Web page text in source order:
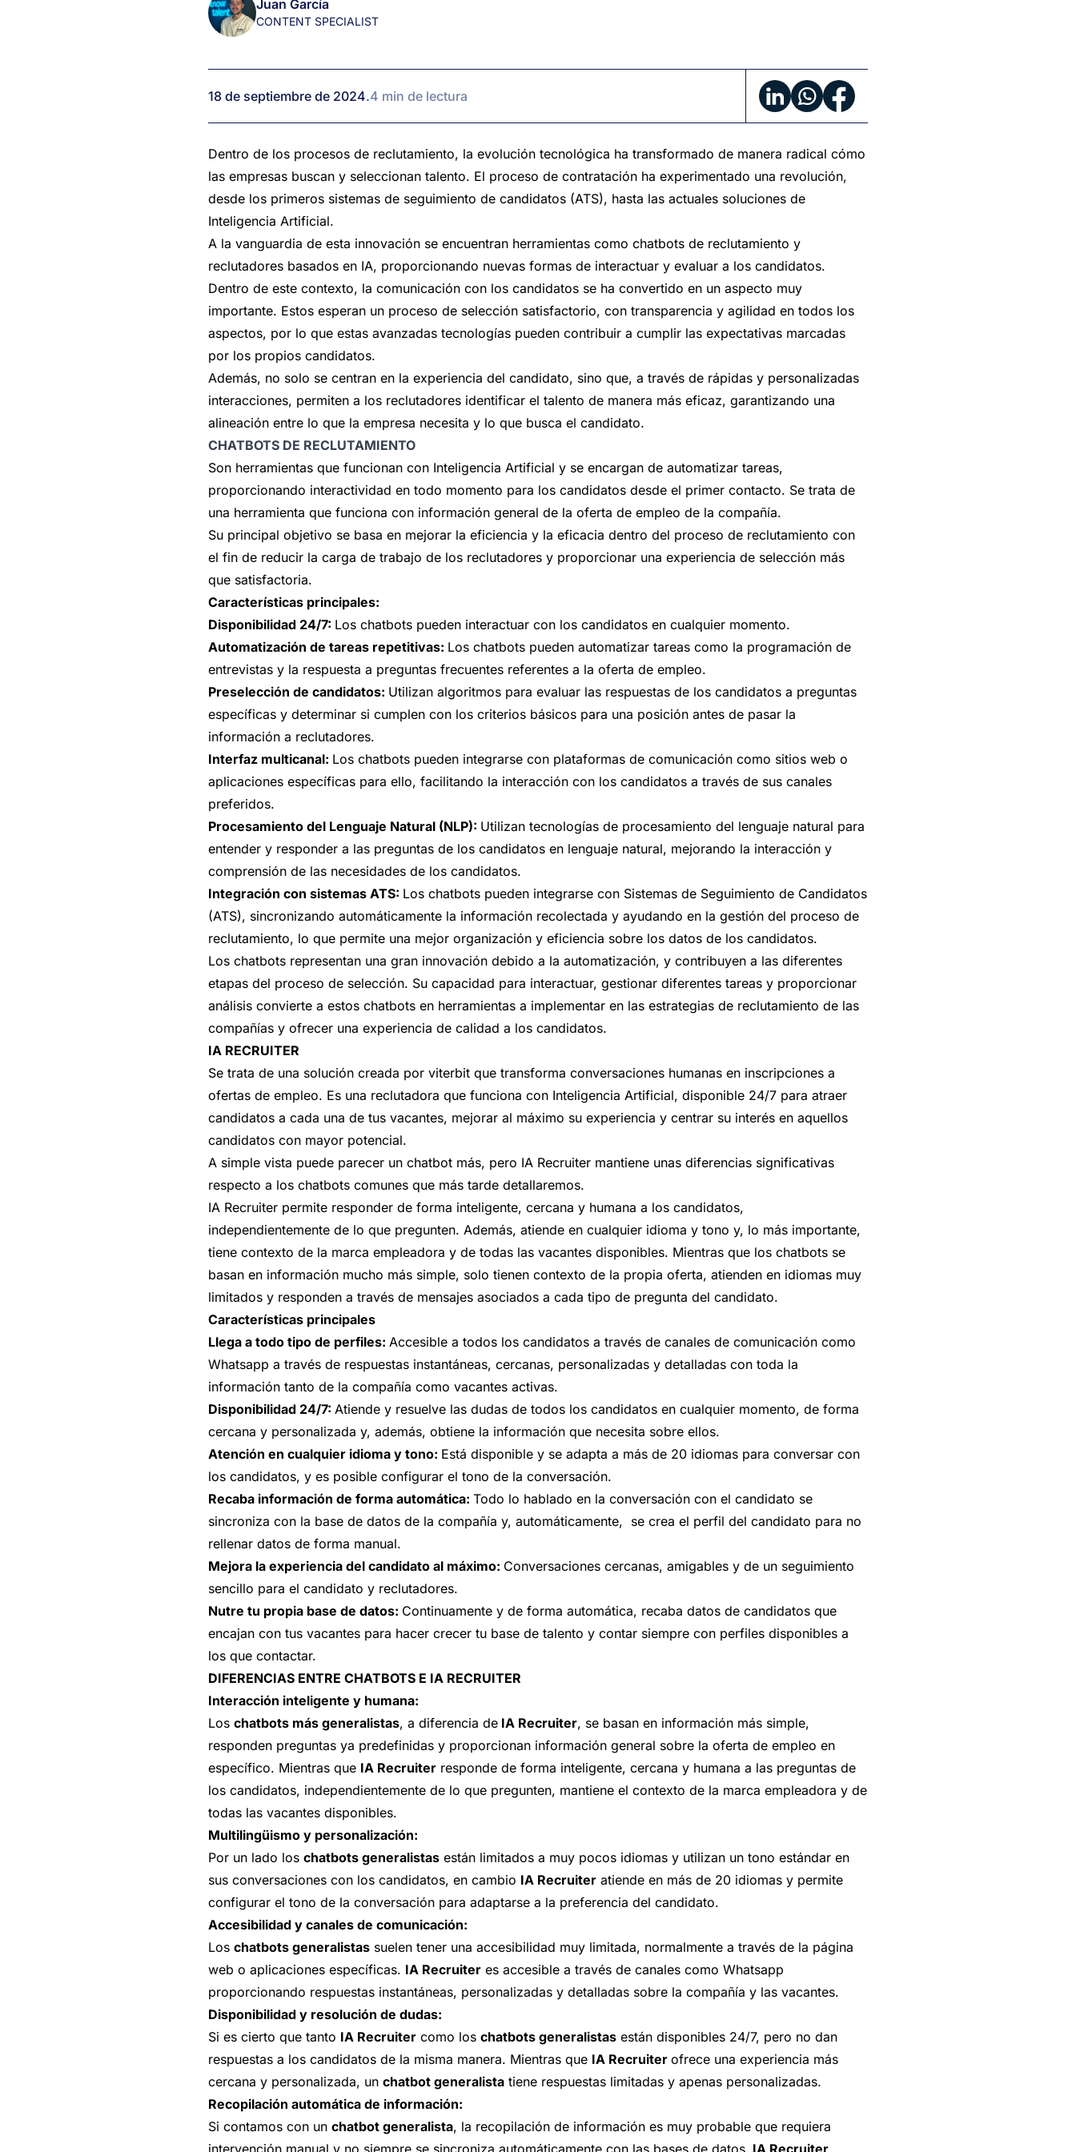
talento
Juan García
CONTENT SPECIALIST
18 de septiembre de 2024.4 min de lectura
Dentro de los procesos de reclutamiento, la evolución tecnológica ha transformado de manera radical cómo
las empresas buscan y seleccionan talento. El proceso de contratación ha experimentado una revolución,
desde los primeros sistemas de seguimiento de candidatos (ATS), hasta las actuales soluciones de
Inteligencia Artificial.
A la vanguardia de esta innovación se encuentran herramientas como chatbots de reclutamiento y
reclutadores basados en IA, proporcionando nuevas formas de interactuar y evaluar a los candidatos.
Dentro de este contexto, la comunicación con los candidatos se ha convertido en un aspecto muy
importante. Estos esperan un proceso de selección satisfactorio, con transparencia y agilidad en todos los
aspectos, por lo que estas avanzadas tecnologías pueden contribuir a cumplir las expectativas marcadas
por los propios candidatos.
Además, no solo se centran en la experiencia del candidato, sino que, a través de rápidas y personalizadas
interacciones, permiten a los reclutadores identificar el talento de manera más eficaz, garantizando una
alineación entre lo que la empresa necesita y lo que busca el candidato.
CHATBOTS DE RECLUTAMIENTO
Son herramientas que funcionan con Inteligencia Artificial y se encargan de automatizar tareas,
proporcionando interactividad en todo momento para los candidatos desde el primer contacto. Se trata de
una herramienta que funciona con información general de la oferta de empleo de la compañía.
Su principal objetivo se basa en mejorar la eficiencia y la eficacia dentro del proceso de reclutamiento con
el fin de reducir la carga de trabajo de los reclutadores y proporcionar una experiencia de selección más
que satisfactoria.
Características principales:
Disponibilidad 24/7: Los chatbots pueden interactuar con los candidatos en cualquier momento.
Automatización de tareas repetitivas: Los chatbots pueden automatizar tareas como la programación de
entrevistas y la respuesta a preguntas frecuentes referentes a la oferta de empleo.
Preselección de candidatos: Utilizan algoritmos para evaluar las respuestas de los candidatos a preguntas
específicas y determinar si cumplen con los criterios básicos para una posición antes de pasar la
información a reclutadores.
Interfaz multicanal: Los chatbots pueden integrarse con plataformas de comunicación como sitios web o
aplicaciones específicas para ello, facilitando la interacción con los candidatos a través de sus canales
preferidos.
Procesamiento del Lenguaje Natural (NLP): Utilizan tecnologías de procesamiento del lenguaje natural para
entender y responder a las preguntas de los candidatos en lenguaje natural, mejorando la interacción y
comprensión de las necesidades de los candidatos.
Integración con sistemas ATS: Los chatbots pueden integrarse con Sistemas de Seguimiento de Candidatos
(ATS), sincronizando automáticamente la información recolectada y ayudando en la gestión del proceso de
reclutamiento, lo que permite una mejor organización y eficiencia sobre los datos de los candidatos.
Los chatbots representan una gran innovación debido a la automatización, y contribuyen a las diferentes
etapas del proceso de selección. Su capacidad para interactuar, gestionar diferentes tareas y proporcionar
análisis convierte a estos chatbots en herramientas a implementar en las estrategias de reclutamiento de las
compañías y ofrecer una experiencia de calidad a los candidatos.
IA RECRUITER
Se trata de una solución creada por viterbit que transforma conversaciones humanas en inscripciones a
ofertas de empleo. Es una reclutadora que funciona con Inteligencia Artificial, disponible 24/7 para atraer
candidatos a cada una de tus vacantes, mejorar al máximo su experiencia y centrar su interés en aquellos
candidatos con mayor potencial.
A simple vista puede parecer un chatbot más, pero IA Recruiter mantiene unas diferencias significativas
respecto a los chatbots comunes que más tarde detallaremos.
IA Recruiter permite responder de forma inteligente, cercana y humana a los candidatos,
independientemente de lo que pregunten. Además, atiende en cualquier idioma y tono y, lo más importante,
tiene contexto de la marca empleadora y de todas las vacantes disponibles. Mientras que los chatbots se
basan en información mucho más simple, solo tienen contexto de la propia oferta, atienden en idiomas muy
limitados y responden a través de mensajes asociados a cada tipo de pregunta del candidato.
Características principales
Llega a todo tipo de perfiles: Accesible a todos los candidatos a través de canales de comunicación como
Whatsapp a través de respuestas instantáneas, cercanas, personalizadas y detalladas con toda la
información tanto de la compañía como vacantes activas.
Disponibilidad 24/7: Atiende y resuelve las dudas de todos los candidatos en cualquier momento, de forma
cercana y personalizada y, además, obtiene la información que necesita sobre ellos.
Atención en cualquier idioma y tono: Está disponible y se adapta a más de 20 idiomas para conversar con
los candidatos, y es posible configurar el tono de la conversación.
Recaba información de forma automática: Todo lo hablado en la conversación con el candidato se
sincroniza con la base de datos de la compañía y, automáticamente, se crea el perfil del candidato para no
rellenar datos de forma manual.
Mejora la experiencia del candidato al máximo: Conversaciones cercanas, amigables y de un seguimiento
sencillo para el candidato y reclutadores.
Nutre tu propia base de datos: Continuamente y de forma automática, recaba datos de candidatos que
encajan con tus vacantes para hacer crecer tu base de talento y contar siempre con perfiles disponibles a
los que contactar.
DIFERENCIAS ENTRE CHATBOTS E IA RECRUITER
Interacción inteligente y humana:
Los chatbots más generalistas, a diferencia de IA Recruiter, se basan en información más simple,
responden preguntas ya predefinidas y proporcionan información general sobre la oferta de empleo en
específico. Mientras que IA Recruiter responde de forma inteligente, cercana y humana a las preguntas de
los candidatos, independientemente de lo que pregunten, mantiene el contexto de la marca empleadora y de
todas las vacantes disponibles.
Multilingüismo y personalización:
Por un lado los chatbots generalistas están limitados a muy pocos idiomas y utilizan un tono estándar en
sus conversaciones con los candidatos, en cambio IA Recruiter atiende en más de 20 idiomas y permite
configurar el tono de la conversación para adaptarse a la preferencia del candidato.
Accesibilidad y canales de comunicación:
Los chatbots generalistas suelen tener una accesibilidad muy limitada, normalmente a través de la página
web o aplicaciones específicas. IA Recruiter es accesible a través de canales como Whatsapp
proporcionando respuestas instantáneas, personalizadas y detalladas sobre la compañía y las vacantes.
Disponibilidad y resolución de dudas:
Si es cierto que tanto IA Recruiter como los chatbots generalistas están disponibles 24/7, pero no dan
respuestas a los candidatos de la misma manera. Mientras que IA Recruiter ofrece una experiencia más
cercana y personalizada, un chatbot generalista tiene respuestas limitadas y apenas personalizadas.
Recopilación automática de información:
Si contamos con un chatbot generalista, la recopilación de información es muy probable que requiera
intervención manual y no siempre se sincroniza automáticamente con las bases de datos. IA Recruiter